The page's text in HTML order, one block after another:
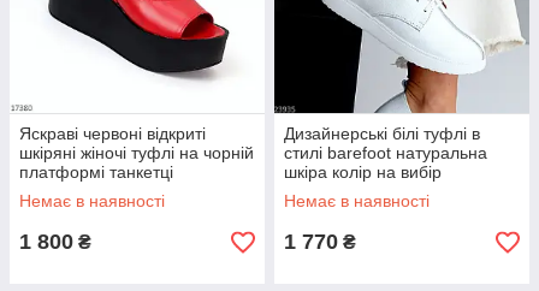
Яскраві червоні відкриті
шкіряні жіночі туфлі на чорній
платформі танкетці
Немає в наявності
1 800 ₴
Дизайнерські білі туфлі в
стилі barefoot натуральна
шкіра колір на вибір
Немає в наявності
1 770 ₴